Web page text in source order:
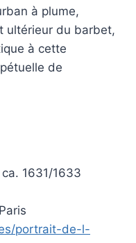
à plume,
ultérieur du barbet,
à cette
de
1631/1633
portrait-de-l-